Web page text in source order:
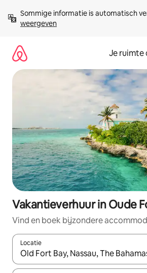
direct
naar
Sommige informatie is automatisch
weergeven
Je ruimte
Vakantieverhuur in Oude
Vind en boek bijzondere
Locatie
Wanneer er suggesties beschikbaar